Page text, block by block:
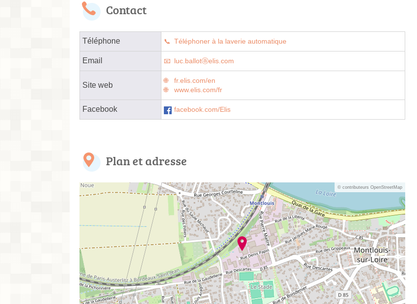
Contact
Téléphone Téléphoner à la laverie automatique
Email luc.ballotⓐelis.com
Site web
fr.elis.com/en
www.elis.com/fr
Facebook facebook.com/Elis
Plan et adresse
© contributeurs OpenStreetMap